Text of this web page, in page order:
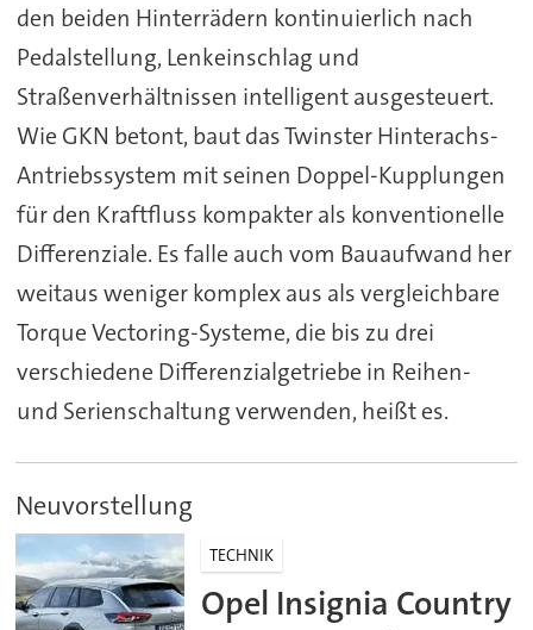
den beiden Hinterrädern kontinuierlich nach
Pedalstellung, Lenkeinschlag und
Straßenverhältnissen intelligent ausgesteuert.
Wie GKN betont, baut das Twinster Hinterachs-
Antriebssystem mit seinen Doppel-Kupplungen
für den Kraftfluss kompakter als konventionelle
Differenziale. Es falle auch vom Bauaufwand her
weitaus weniger komplex aus als vergleichbare
Torque Vectoring-Systeme, die bis zu drei
verschiedene Differenzialgetriebe in Reihen-
und Serienschaltung verwenden, heißt es.
Neuvorstellung
TECHNIK
Opel Insignia Country